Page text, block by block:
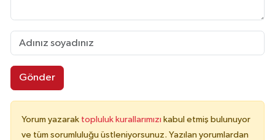
Gönder
Yorum yazarak topluluk kurallarımızı kabul etmiş bulunuyor
ve tüm sorumluluğu üstleniyorsunuz. Yazılan yorumlardan